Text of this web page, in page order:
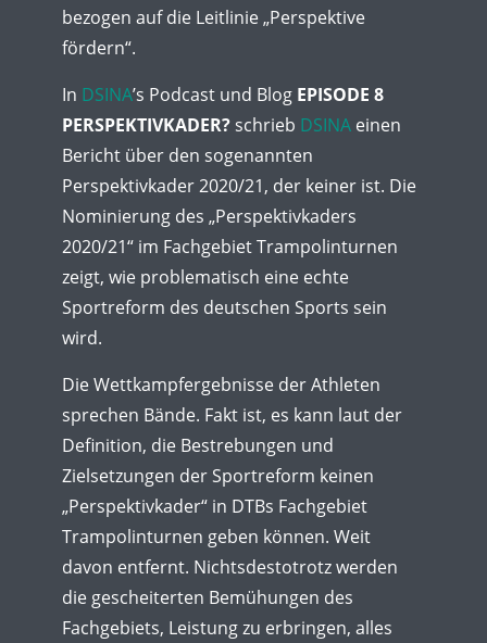
bezogen auf die Leitlinie „Perspektive
fördern“.
In DSINA’s Podcast und Blog EPISODE 8
PERSPEKTIVKADER?schrieb DSINA einen
Bericht über den sogenannten
Perspektivkader 2020/21, der keiner ist. Die
Nominierung des „Perspektivkaders
2020/21“ im Fachgebiet Trampolinturnen
zeigt, wie problematisch eine echte
Sportreform des deutschen Sports sein
wird.
Die Wettkampfergebnisse der Athleten
sprechen Bände. Fakt ist, es kann laut der
Definition, die Bestrebungen und
Zielsetzungen der Sportreform keinen
„Perspektivkader“ in DTBs Fachgebiet
Trampolinturnen geben können. Weit
davon entfernt. Nichtsdestotrotz werden
die gescheiterten Bemühungen des
Fachgebiets, Leistung zu erbringen, alles